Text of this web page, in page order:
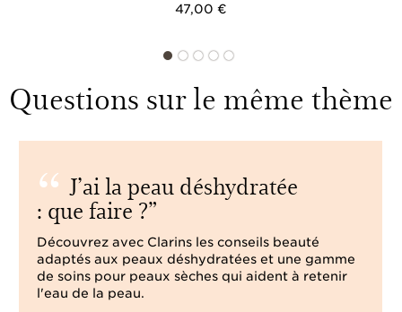
47,00 €
Questions sur le même thème
J’ai la peau déshydratée
: que faire ?
Découvrez avec Clarins les conseils beauté
adaptés aux peaux déshydratées et une gamme
de soins pour peaux sèches qui aident à retenir
l'eau de la peau.